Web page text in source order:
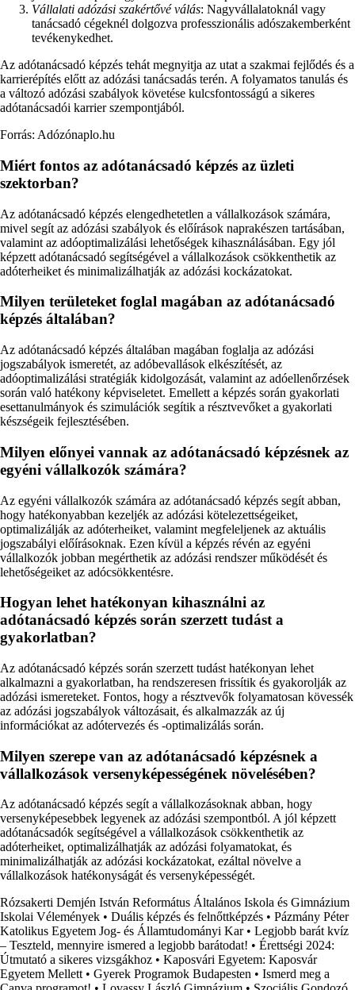
Vállalati adózási szakértővé válás: Nagyvállalatoknál vagy
tanácsadó cégeknél dolgozva professzionális adószakemberként
tevékenykedhet.
Az adótanácsadó képzés tehát megnyitja az utat a szakmai fejlődés és a
karrierépítés előtt az adózási tanácsadás terén. A folyamatos tanulás és
a változó adózási szabályok követése kulcsfontosságú a sikeres
adótanácsadói karrier szempontjából.
Forrás: Adózónaplo.hu
Miért fontos az adótanácsadó képzés az üzleti
szektorban?
Az adótanácsadó képzés elengedhetetlen a vállalkozások számára,
mivel segít az adózási szabályok és előírások naprakészen tartásában,
valamint az adóoptimalizálási lehetőségek kihasználásában. Egy jól
képzett adótanácsadó segítségével a vállalkozások csökkenthetik az
adóterheiket és minimalizálhatják az adózási kockázatokat.
Milyen területeket foglal magában az adótanácsadó
képzés általában?
Az adótanácsadó képzés általában magában foglalja az adózási
jogszabályok ismeretét, az adóbevallások elkészítését, az
adóoptimalizálási stratégiák kidolgozását, valamint az adóellenőrzések
során való hatékony képviseletet. Emellett a képzés során gyakorlati
esettanulmányok és szimulációk segítik a résztvevőket a gyakorlati
készségeik fejlesztésében.
Milyen előnyei vannak az adótanácsadó képzésnek az
egyéni vállalkozók számára?
Az egyéni vállalkozók számára az adótanácsadó képzés segít abban,
hogy hatékonyabban kezeljék az adózási kötelezettségeiket,
optimalizálják az adóterheiket, valamint megfeleljenek az aktuális
jogszabályi előírásoknak. Ezen kívül a képzés révén az egyéni
vállalkozók jobban megérthetik az adózási rendszer működését és
lehetőségeiket az adócsökkentésre.
Hogyan lehet hatékonyan kihasználni az
adótanácsadó képzés során szerzett tudást a
gyakorlatban?
Az adótanácsadó képzés során szerzett tudást hatékonyan lehet
alkalmazni a gyakorlatban, ha rendszeresen frissítik és gyakorolják az
adózási ismereteket. Fontos, hogy a résztvevők folyamatosan kövessék
az adózási jogszabályok változásait, és alkalmazzák az új
információkat az adótervezés és -optimalizálás során.
Milyen szerepe van az adótanácsadó képzésnek a
vállalkozások versenyképességének növelésében?
Az adótanácsadó képzés segít a vállalkozásoknak abban, hogy
versenyképesebbek legyenek az adózási szempontból. A jól képzett
adótanácsadók segítségével a vállalkozások csökkenthetik az
adóterheiket, optimalizálhatják az adózási folyamatokat, és
minimalizálhatják az adózási kockázatokat, ezáltal növelve a
vállalkozások hatékonyságát és versenyképességét.
Rózsakerti Demjén István Református Általános Iskola és Gimnázium
Iskolai Vélemények • Duális képzés és felnőttképzés • Pázmány Péter
Katolikus Egyetem Jog- és Államtudományi Kar• Legjobb barát kvíz
– Teszteld, mennyire ismered a legjobb barátodat! • Érettségi 2024:
Útmutató a sikeres vizsgákhoz • Kaposvári Egyetem: Kaposvár
Egyetem Mellett• Gyerek Programok Budapesten • Ismerd meg a